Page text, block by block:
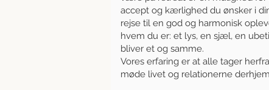
accept og kærlighed du ønsker i
rejse til en god og harmonisk
hvem du er: et lys, en sjæl, en
bliver et og samme.
Vores erfaring er at alle tager
møde livet og relationerne